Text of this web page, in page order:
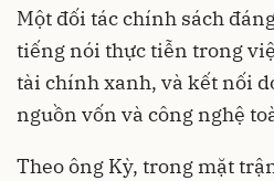
Một đối tác chính sách
tiếng nói thực tiễn trong
tài chính xanh, và kết nối
nguồn vốn và công nghệ
Theo ông Kỳ, trong mặt